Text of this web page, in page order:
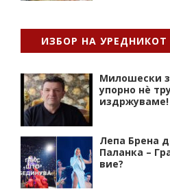
ИЗБОР НА УРЕДНИКОТ
Милошески
упорно нѐ
издржуваме!
Лепа Брена
Паланка –
вие?